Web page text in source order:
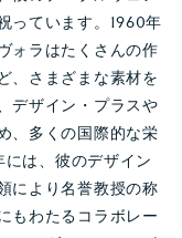
っています。1960年
ォラはたくさんの作
、さまざまな素材を
デザイン・プラスや
、多くの国際的な栄
は、彼のデザイン
により名誉教授の称
もわたるコラボレー